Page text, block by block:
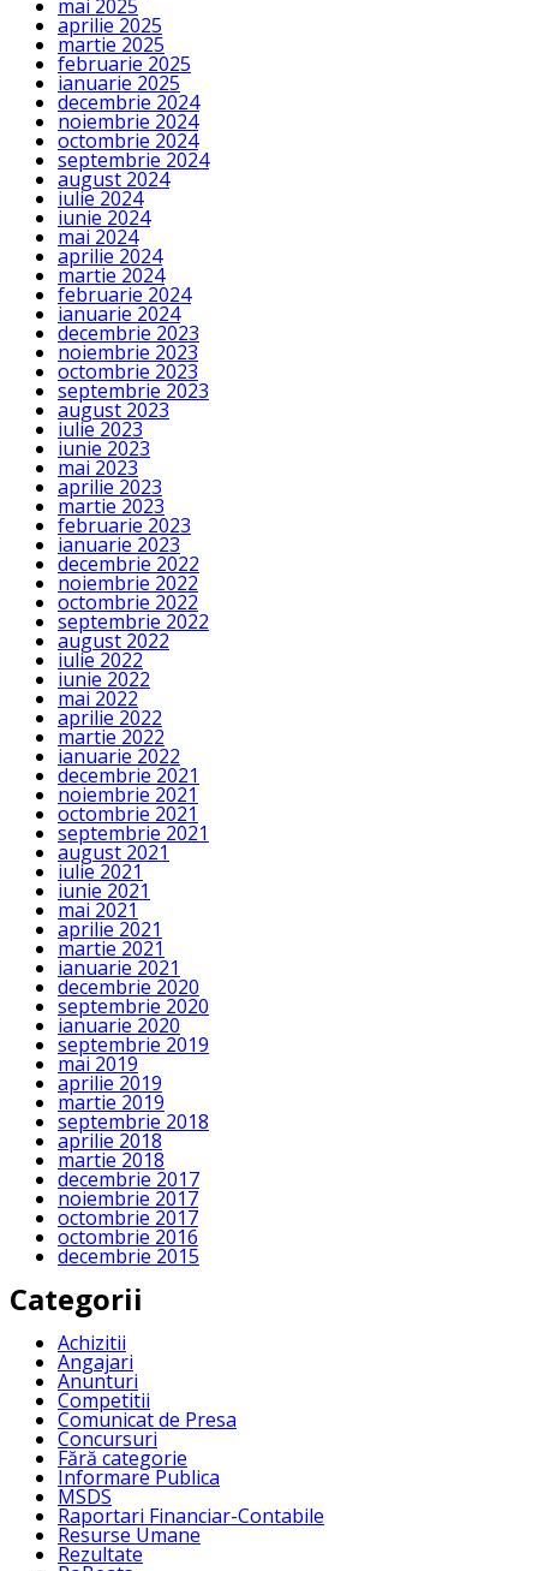
mai 2025
aprilie 2025
martie 2025
februarie 2025
ianuarie 2025
decembrie 2024
noiembrie 2024
octombrie 2024
septembrie 2024
august 2024
iulie 2024
iunie 2024
mai 2024
aprilie 2024
martie 2024
februarie 2024
ianuarie 2024
decembrie 2023
noiembrie 2023
octombrie 2023
septembrie 2023
august 2023
iulie 2023
iunie 2023
mai 2023
aprilie 2023
martie 2023
februarie 2023
ianuarie 2023
decembrie 2022
noiembrie 2022
octombrie 2022
septembrie 2022
august 2022
iulie 2022
iunie 2022
mai 2022
aprilie 2022
martie 2022
ianuarie 2022
decembrie 2021
noiembrie 2021
octombrie 2021
septembrie 2021
august 2021
iulie 2021
iunie 2021
mai 2021
aprilie 2021
martie 2021
ianuarie 2021
decembrie 2020
septembrie 2020
ianuarie 2020
septembrie 2019
mai 2019
aprilie 2019
martie 2019
septembrie 2018
aprilie 2018
martie 2018
decembrie 2017
noiembrie 2017
octombrie 2017
octombrie 2016
decembrie 2015
Categorii
Achizitii
Angajari
Anunturi
Competitii
Comunicat de Presa
Concursuri
Fără categorie
Informare Publica
MSDS
Raportari Financiar-Contabile
Resurse Umane
Rezultate